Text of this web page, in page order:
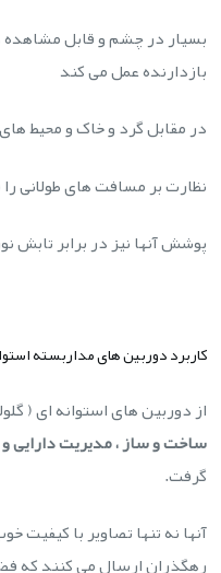
بسیار در چشم و قابل
بازدارنده عمل می کند
در مقابل گرد و خاک و محیط
نظارت بر مسافت های طولانی
پوشش آنها نیز در برابر تابش
کاربرد دوربین های مداربسته
از دوربین های استوانه ای (
ساخت و ساز ، مدیریت دارایی
گرفت.
آنها نه تنها تصاویر با کیفیت
رهگذران ارسال می کنند که